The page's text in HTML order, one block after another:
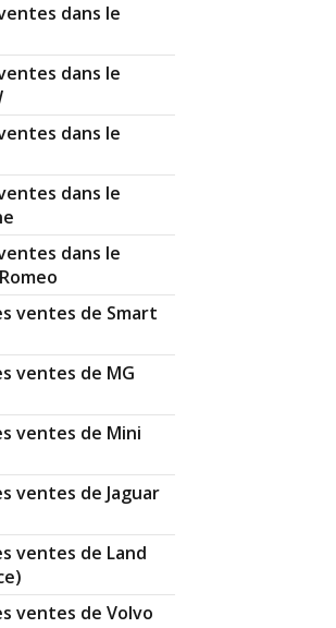
dans le
dans le
dans le
dans le
dans le
ventes de Smart
ventes de MG
ventes de Mini
ventes de Jaguar
ventes de Land
ventes de Volvo